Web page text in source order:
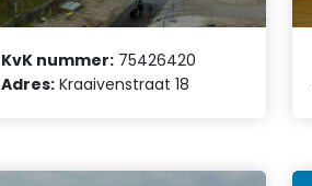
KvK nummer: 75426420
Adres: Kraaivenstraat 18